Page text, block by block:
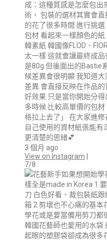
成：這種質感是怎麼包出
術， 包裝的選材其實會
的花了很多時間 進行挑
包材 看起來一樣顏色的
韓素紙 韓國像FLOD、
太一樣 這就會讓最終成
是80g 但後面出的Bastie
候差異會很明顯 我知道
差異 會直接反映在作品
好效果 只是當你開始分
多時候 比較高單價的包
格拉上去了」 在大家進
自己使用的資材紙張能有
更清楚的思緒💕
3 個月 ago
View on Instagram
7/8